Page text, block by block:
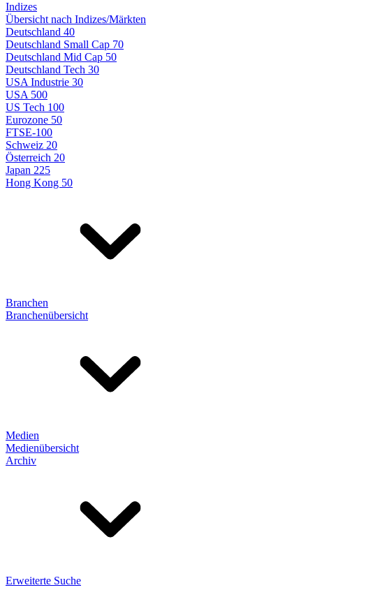
Indizes
Übersicht nach Indizes/Märkten
Deutschland 40
Deutschland Small Cap 70
Deutschland Mid Cap 50
Deutschland Tech 30
USA Industrie 30
USA 500
US Tech 100
Eurozone 50
FTSE-100
Schweiz 20
Österreich 20
Japan 225
Hong Kong 50
Branchen
Branchenübersicht
Medien
Medienübersicht
Archiv
Erweiterte Suche